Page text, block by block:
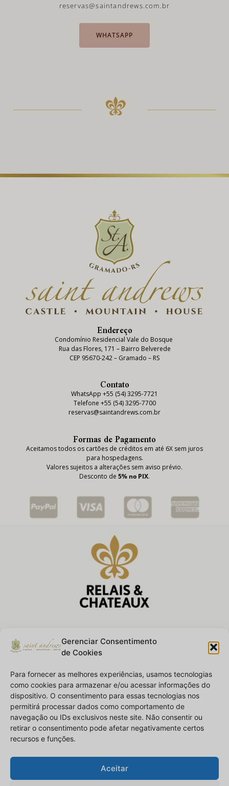
Gerenciar Consentimento
de Cookies
Para fornecer as melhores experiências, usamos tecnologias
como cookies para armazenar e/ou acessar informações do
dispositivo. O consentimento para essas tecnologias nos
permitirá processar dados como comportamento de
navegação ou IDs exclusivos neste site. Não consentir ou
retirar o consentimento pode afetar negativamente certos
recursos e funções.
Aceitar
reservas@saintandrews.com.br
WHATSAPP
Endereço
Condomínio Residencial Vale do Bosque
Rua das Flores, 171 – Bairro Belverede
CEP 95670-242 – Gramado – RS
Contato
WhatsApp +55 (54) 3295-7721
Telefone +55 (54) 3295-7700
reservas@saintandrews.com.br
Formas de Pagamento
Aceitamos todos os cartões de créditos em até 6X sem juros
para hospedagens.
Valores sujeitos a alterações sem aviso prévio.
Desconto de 5% no PIX.
Nossas Conquistas